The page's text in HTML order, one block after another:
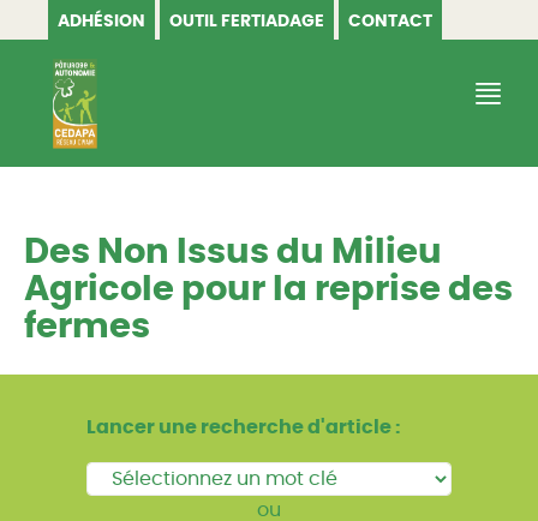
ADHÉSION OUTIL FERTIADAGE CONTACT
CEDAPA
Des Non Issus du Milieu
Agricole pour la reprise des
fermes
Lancer une recherche d'article :
ou